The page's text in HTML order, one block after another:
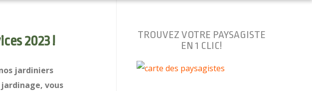
2023 !
jardiniers
vous
TROUVEZ VOTRE PAYSAGISTE
EN 1 CLIC!